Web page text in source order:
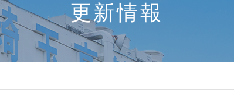
更新情報